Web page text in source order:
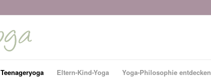
Teenageryoga Eltern-Kind-Yoga Yoga-Philosophie entdecken